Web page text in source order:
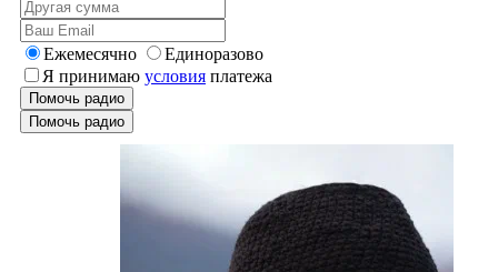
Ежемесячно
Единоразово
Я принимаю условия платежа
Помочь радио
Помочь радио